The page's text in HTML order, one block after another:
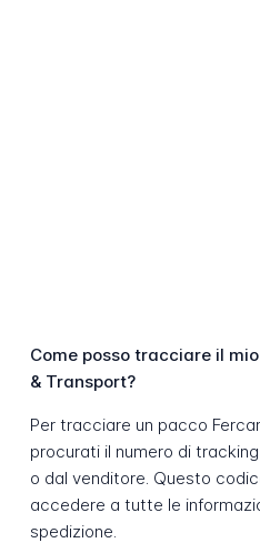
Come posso tracciare il
& Transport?
Per tracciare un pacco
procurati il numero di
o dal venditore. Questo
accedere a tutte le
spedizione.